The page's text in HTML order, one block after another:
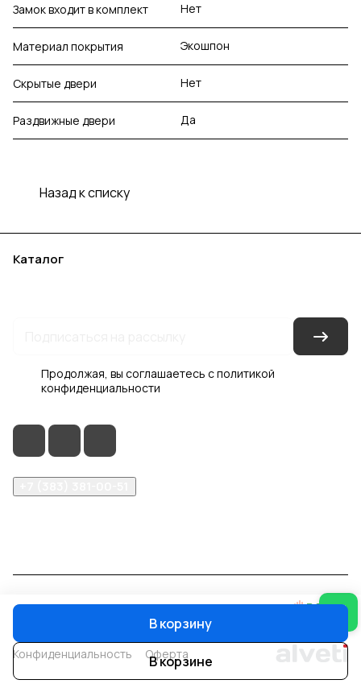
В корзину
В корзине
Замок входит в комплект Нет
Материал покрытия Экошпон
Скрытые двери Нет
Раздвижные двери Да
Назад к списку
Каталог
Продолжая, вы соглашаетесь сполитикой
конфиденциальности
© 2026 Интер-Двери
Конфиденциальность Оферта